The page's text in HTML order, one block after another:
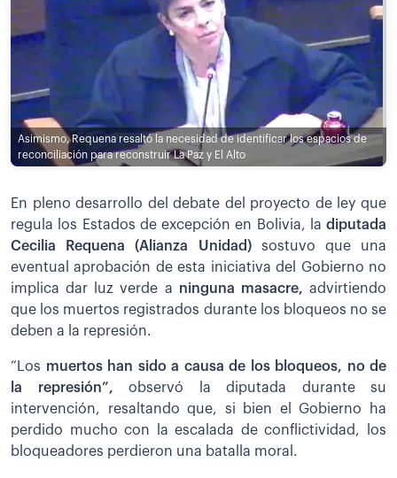
Asimismo, Requena resaltó la necesidad de identificar los espacios de
reconciliación para reconstruir La Paz y El Alto
En pleno desarrollo del debate del proyecto de ley que
regula los Estados de excepción en Bolivia, la diputada
Cecilia Requena (Alianza Unidad) sostuvo que una
eventual aprobación de esta iniciativa del Gobierno no
implica dar luz verde a ninguna masacre, advirtiendo
que los muertos registrados durante los bloqueos no se
deben a la represión.
“Los muertos han sido a causa de los bloqueos, no de
la represión”, observó la diputada durante su
intervención, resaltando que, si bien el Gobierno ha
perdido mucho con la escalada de conflictividad, los
bloqueadores perdieron una batalla moral.